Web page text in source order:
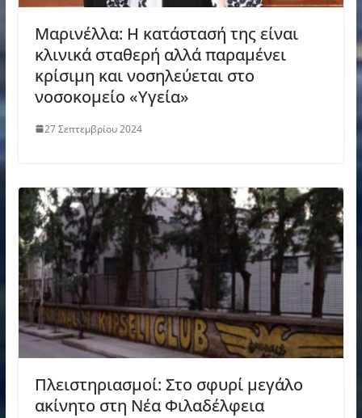
Μαρινέλλα: Η κατάστασή της είναι
κλινικά σταθερή αλλά παραμένει
κρίσιμη και νοσηλεύεται στο
νοσοκομείο «Υγεία»
27 Σεπτεμβρίου 2024
Πλειστηριασμοί: Στο σφυρί μεγάλο
ακίνητο στη Νέα Φιλαδέλφεια